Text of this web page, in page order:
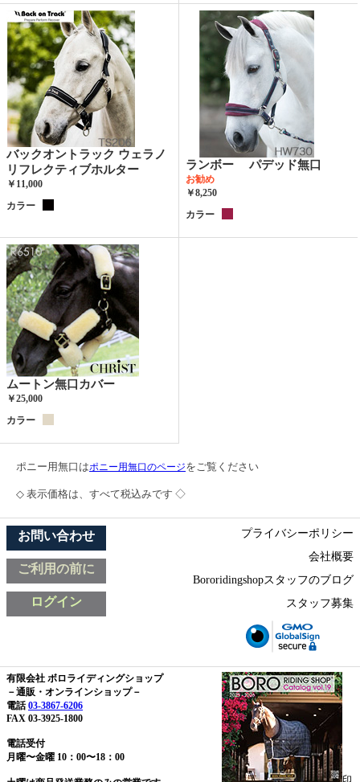
バックオントラック ウェラノ
リフレクティブホルター
￥11,000
カラー
ランボー パデッド無口
お勧め
￥8,250
カラー
ムートン無口カバー
￥25,000
カラー
ポニー用無口はポニー用無口のページをご覧ください
◇ 表示価格は、すべて税込みです ◇
お問い合わせ
ご利用の前に
ログイン
プライバシーポリシー
会社概要
Bororidingshopスタッフのブログ
スタッフ募集
有限会社 ボロライディングショップ
－通販・オンラインショップ－
電話03-3867-6206
FAX 03-3925-1800
電話受付
月曜〜金曜 10：00〜18：00
印